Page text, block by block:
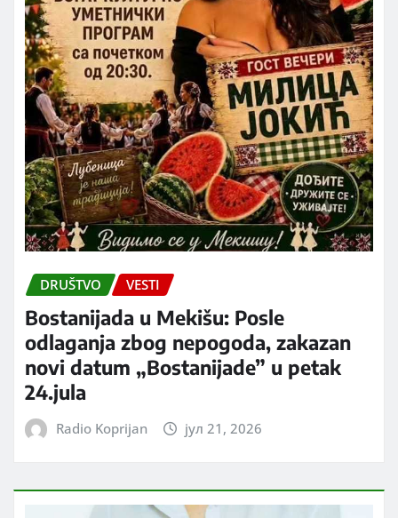
DRUŠTVO VESTI
Bostanijada u Mekišu: Posle
odlaganja zbog nepogoda, zakazan
novi datum „Bostanijade” u petak
24.jula
Radio Koprijan јул 21, 2026